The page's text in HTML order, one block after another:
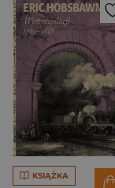
KSIĄŻKA